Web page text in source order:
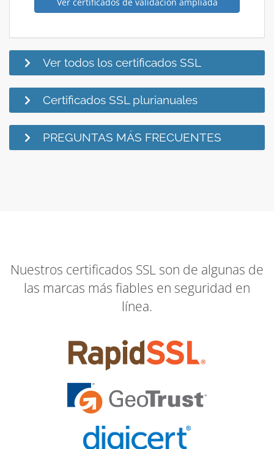
Ver todos los certificados SSL
Certificados SSL plurianuales
PREGUNTAS MÁS FRECUENTES
Nuestros certificados SSL son de algunas de
las marcas más fiables en seguridad en
línea.